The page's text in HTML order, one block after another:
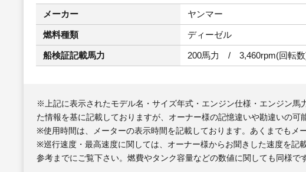
メーカー ヤンマー
燃料種類 ディーゼル
船検証記載馬力 200馬力 / 3,460rpm(回転
※上記に表示されたモデル名・サイズ年式・エンジン仕様・エンジン
た情報を基に記載しておりますが、オーナー様の記憶違いや勘違いの
※使用時間は、メーターの表示時間を記載しております。あくまでもメ
※巡行速度・最高速度に関しては、オーナー様からお聞きした速度を記
参考までにご覧下さい。燃費やタンク容量などの数値に関しても同様で